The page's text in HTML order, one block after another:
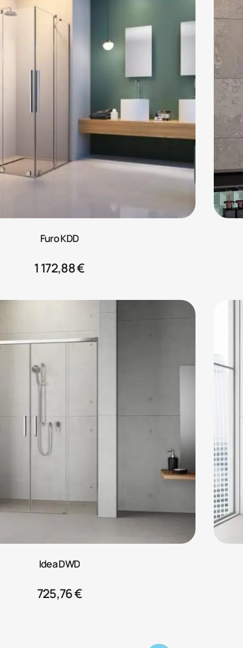
Furo KDD
1 172,88€
Idea DWD
725,76€